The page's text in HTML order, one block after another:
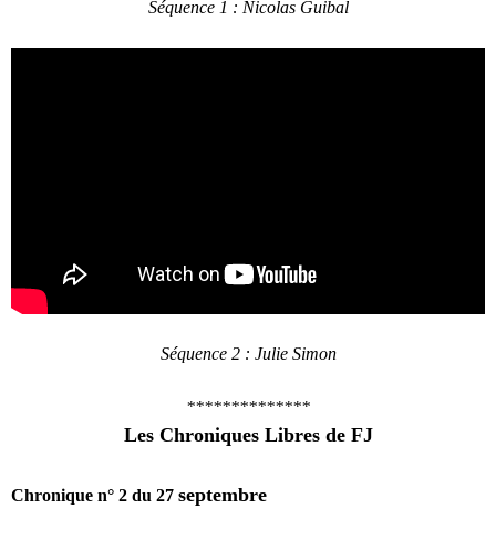
Séquence 1 : Nicolas Guibal
Séquence 2 : Julie Simon
**************
Les Chroniques Libres de FJ
Chronique n° 2 du 27 septembre